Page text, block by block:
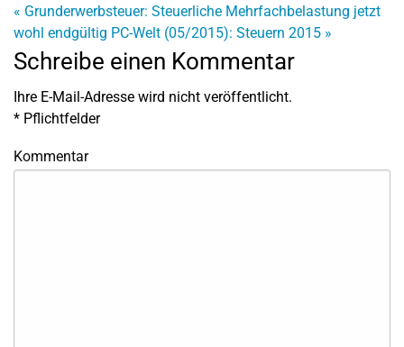
« Grunderwerbsteuer: Steuerliche Mehrfachbelastung jetzt
wohl endgültig PC-Welt (05/2015): Steuern 2015 »
Schreibe einen Kommentar
Ihre E-Mail-Adresse wird nicht veröffentlicht.
* Pflichtfelder
Kommentar